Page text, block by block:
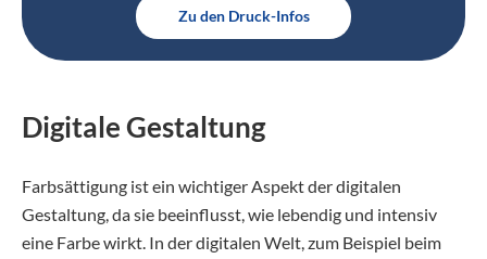
Zu den Druck-Infos
Digitale Gestaltung
Farbsättigung ist ein wichtiger Aspekt der digitalen
Gestaltung, da sie beeinflusst, wie lebendig und intensiv
eine Farbe wirkt. In der digitalen Welt, zum Beispiel beim